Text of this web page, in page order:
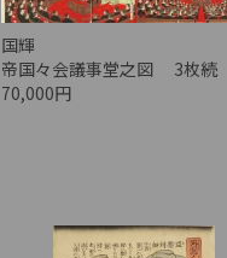
国輝
帝国々会議事堂之図 3枚続
70,000円